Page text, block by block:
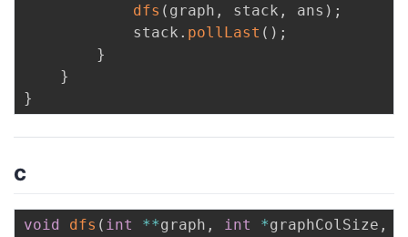
dfs ( graph , stack , ans ) ;
            stack
. pollLast ( ) ;
}
}
}
c
void dfs ( int **graph , int *graphColSize ,